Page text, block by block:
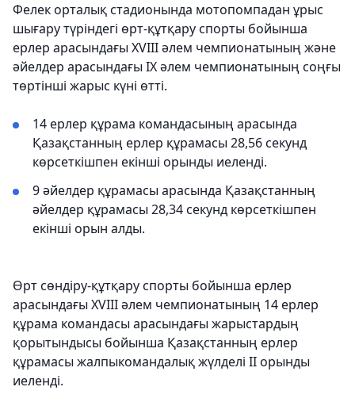
Фелек орталық стадионында мотопомпадан ұрыс
шығару түріндегі өрт-құтқару спорты бойынша
ерлер арасындағы XVIII әлем чемпионатының және
әйелдер арасындағы IX әлем чемпионатының соңғы
төртінші жарыс күні өтті.
14 ерлер құрама командасының арасында
Қазақстанның ерлер құрамасы 28,56 секунд
көрсеткішпен екінші орынды иеленді.
9 әйелдер құрамасы арасында Қазақстанның
әйелдер құрамасы 28,34 секунд көрсеткішпен
екінші орын алды.
Өрт сөндіру-құтқару спорты бойынша ерлер
арасындағы XVIII әлем чемпионатының 14 ерлер
құрама командасы арасындағы жарыстардың
қорытындысы бойынша Қазақстанның ерлер
құрамасы жалпыкомандалық жүлделі ІІ орынды
иеленді.